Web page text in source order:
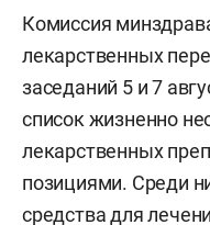
Комиссия
лекарственных
заседаний 5 и 7
список жизненно
лекарственных
позициями. Среди
средства для